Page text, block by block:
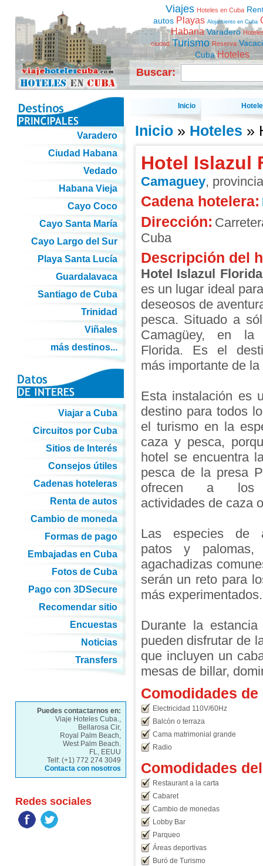
Viajes Hoteles en Cuba
autos Playas Alojamiento en Cuba
Habana Varadero
ciudad Turismo Reserva
Cuba Hoteles
Buscar:
Inicio
Inicio» Hoteles »
Hotel Islazul
Camaguey,
Cadena hotelera:
Dirección:
Cuba
Descripción del
Hotel Islazul
es un lugar ideal
deseosos de
pesca. Situado a
Camagüey, en
Florida. Es el
más importante de la
Esta instalación es
destino para todos
el turismo en la
caza y pesca,
hotel se encuentra
pesca de la presa
ofrecen a los
actividades de caza
Las especies de
patos y palomas,
agachadizas
serán un reto para
más experimentados.
Durante la
pueden disfrutar de
que incluyen un
mesas de billar,
Comodidades
Electricidad 110V/60Hz
Balcón o terraza
Cama matrimonial grande
Radio
Comodidades
Restaurant a la carta
Cabaret
Cambio de monedas
Lobby Bar
Parqueo
Áreas deportivas
Buró de Turismo
Varadero
Ciudad Habana
Vedado
Habana Vieja
Cayo Coco
Cayo Santa María
Cayo Largo del Sur
Playa Santa Lucía
Guardalavaca
Santiago de Cuba
Trinidad
Viñales
más destinos...
Viajar a Cuba
Circuitos por Cuba
Sitios de Interés
Consejos útiles
Cadenas hoteleras
Renta de autos
Cambio de moneda
Formas de pago
Embajadas en Cuba
Fotos de Cuba
Pago con 3DSecure
Recomendar sitio
Encuestas
Noticias
Transfers
Puedes contactarnos en:
Viaje Hoteles Cuba.,
Bellarosa Cir,
Royal Palm Beach,
West Palm Beach.
FL, EEUU
Telf: (+1) 772 274 3049
Contacta con nosotros
Redes sociales